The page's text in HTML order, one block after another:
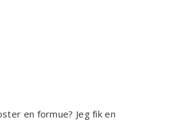
en formue? Jeg fik en